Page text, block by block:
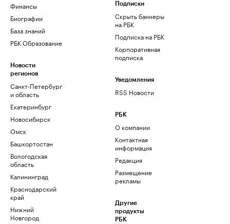
Финансы
Биографии
База знаний
РБК Образование
Новости
регионов
Санкт-Петербург
и область
Екатеринбург
Новосибирск
Омск
Башкортостан
Вологодская
область
Калининград
Краснодарский
край
Нижний
Новгород
Подписки
Скрыть баннеры
на РБК
Подписка на РБК
Корпоративная
подписка
Уведомления
RSS Новости
РБК
О компании
Контактная
информация
Редакция
Размещение
рекламы
Другие
продукты
РБК